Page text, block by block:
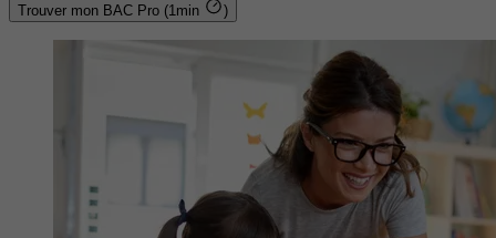
Trouver mon BAC Pro (1min )